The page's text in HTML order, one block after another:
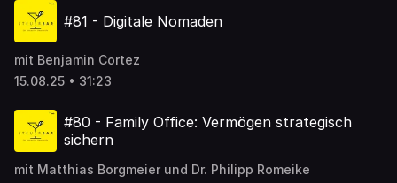
#81 - Digitale Nomaden
mit Benjamin Cortez
15.08.25 • 31:23
#80 - Family Office: Vermögen strategisch
sichern
mit Matthias Borgmeier und Dr. Philipp Romeike